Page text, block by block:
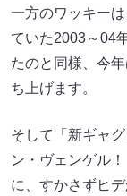
一方のワッキー
ていた2003～04
たのと同様、今
ち上げます。
そして「新ギャ
ン・ヴェンゲル
に、すかさずヒ